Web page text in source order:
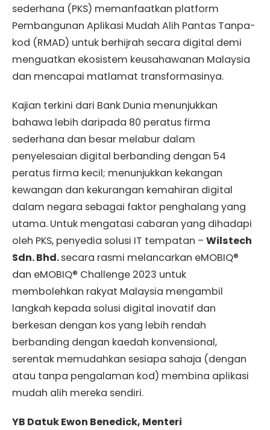
sederhana (PKS) memanfaatkan platform
Pembangunan Aplikasi Mudah Alih Pantas Tanpa-
kod (RMAD) untuk berhijrah secara digital demi
menguatkan ekosistem keusahawanan Malaysia
dan mencapai matlamat transformasinya.
Kajian terkini dari Bank Dunia menunjukkan
bahawa lebih daripada 80 peratus firma
sederhana dan besar melabur dalam
penyelesaian digital berbanding dengan 54
peratus firma kecil; menunjukkan kekangan
kewangan dan kekurangan kemahiran digital
dalam negara sebagai faktor penghalang yang
utama. Untuk mengatasi cabaran yang dihadapi
oleh PKS, penyedia solusi IT tempatan – Wilstech
Sdn. Bhd.secara rasmi melancarkan eMOBIQ®
dan eMOBIQ® Challenge 2023 untuk
membolehkan rakyat Malaysia mengambil
langkah kepada solusi digital inovatif dan
berkesan dengan kos yang lebih rendah
berbanding dengan kaedah konvensional,
serentak memudahkan sesiapa sahaja (dengan
atau tanpa pengalaman kod) membina aplikasi
mudah alih mereka sendiri.
YB Datuk Ewon Benedick, Menteri